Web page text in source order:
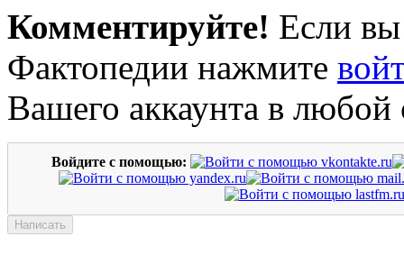
Комментируйте! Если вы
Фактопедии нажмите
Вашего аккаунта в любой
Войдите с помощью: